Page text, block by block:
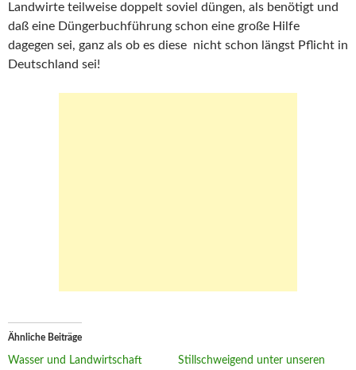
Landwirte teilweise doppelt soviel düngen, als benötigt und
daß eine Düngerbuchführung schon eine große Hilfe
dagegen sei, ganz als ob es diese nicht schon längst Pflicht in
Deutschland sei!
Ähnliche Beiträge
Wasser und Landwirtschaft
Stillschweigend unter unseren